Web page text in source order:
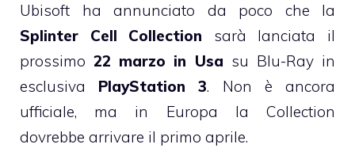
Ubisoft ha annunciato da poco che la
Splinter Cell Collection sarà lanciata il
prossimo22 marzo in Usa su Blu-Ray in
esclusiva PlayStation 3. Non è ancora
ufficiale, ma in Europa la Collection
dovrebbe arrivare il primo aprile.